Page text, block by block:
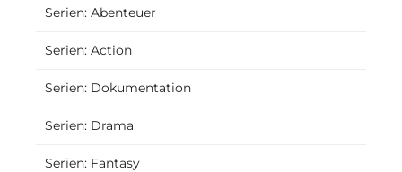
Serien: Abenteuer
Serien: Action
Serien: Dokumentation
Serien: Drama
Serien: Fantasy